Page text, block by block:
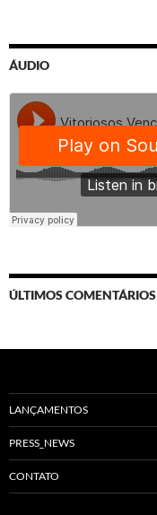
ÁUDIO
ÚLTIMOS COMENTÁRIOS
LANÇAMENTOS
PRESS_NEWS
CONTATO